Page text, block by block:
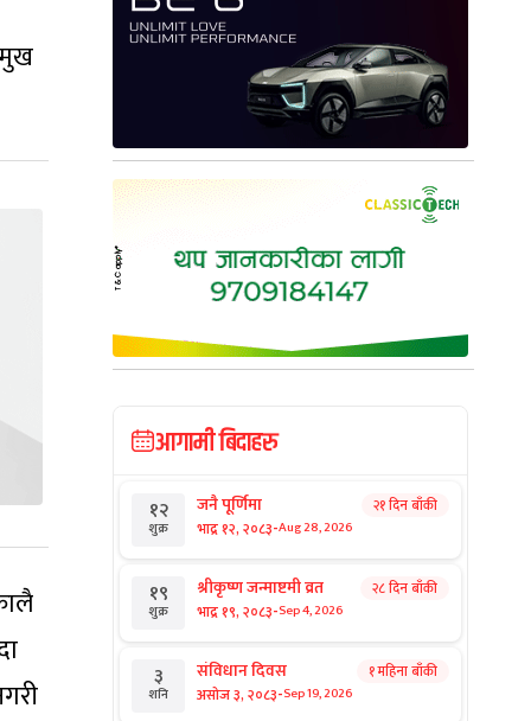
आगामी बिदाहरु
१२
शुक्र
जनै पूर्णिमा
भाद्र १२, २०८३-Aug 28, 2026
२१ दिन बाँकी
१९
शुक्र
श्रीकृष्ण जन्माष्टमी व्रत
भाद्र १९, २०८३-Sep 4, 2026
२८ दिन बाँकी
३
शनि
संविधान दिवस
असोज ३, २०८३-Sep 19, 2026
१ महिना बाँकी